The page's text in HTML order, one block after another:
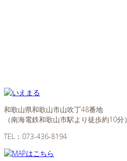
和歌山県和歌山市山吹丁48番地
（南海電鉄和歌山市駅より徒歩約10分）
TEL： 073-436-8194